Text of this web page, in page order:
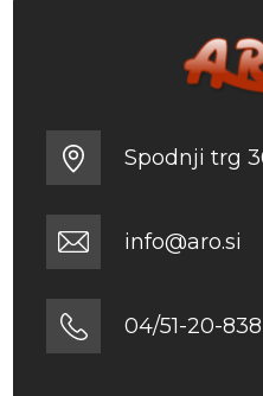
Spodnji trg
info@aro.si
04/51-20-838